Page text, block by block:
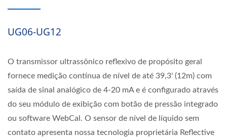
UG06-UG12
O transmissor ultrassônico reflexivo de propósito geral
fornece medição contínua de nível de até 39,3' (12m) com
saída de sinal analógico de 4-20 mA e é configurado através
do seu módulo de exibição com botão de pressão integrado
ou software WebCal. O sensor de nível de líquido sem
contato apresenta nossa tecnologia proprietária Reflective